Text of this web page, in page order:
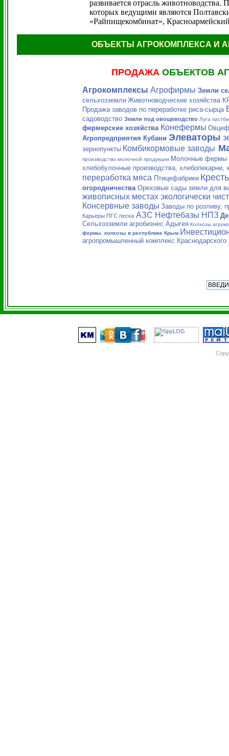
развивается отрасль
которых ведущими являются
«Райпищекомбинат»,
ОБЪЕКТЫ АГРОКОМПЛЕКСА И
ПРОДАЖА ОБЪЕКТОВ
Агрокомплексы Агрофирмы Земли
сельхозземли Животноводческие хозяйства
Продажа заводов по переработке риса-сырца
садоводство Земли под овощеводство Луга
фермерские хозяйства Конефермы
Агропредприятия Кубани Элеваторы
зернопункты Комбикормовые заводы
производство молочной продукции Молочные фермы
хлебобулочные производства, хлебопекарни,
переработка мяса Птицефабрики
огородничества Ореховые сады земли для
живописных местах экологически
Консервные заводы Заводы по розливу,
Карьеры ПГС песка АЗС Нефтебазы НПЗ
Сельхозземли агробизнес Адыгея Колхозы
фермы
колхозы в республике Крым
агропромышленный комплекс Краснодарского